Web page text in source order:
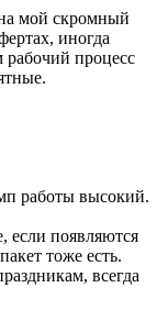
мой скромный
иногда
рабочий процесс
работы высокий.
если появляются
тоже есть.
всегда